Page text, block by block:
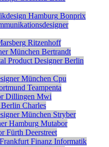
Hamburg Bonprix
Ritzenhoff
München Bertrandt
Product Designer Berlin
München Cpu
Teampenta
Dillingen Mwi
Berlin Charles
München Stryber
Hamburg Mutabor
Fürth Deerstreet
Frankfurt Finanz Informatik